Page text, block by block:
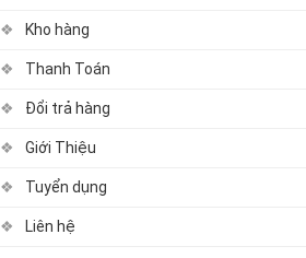
Kho hàng
Thanh Toán
Đổi trả hàng
Giới Thiệu
Tuyển dụng
Liên hệ